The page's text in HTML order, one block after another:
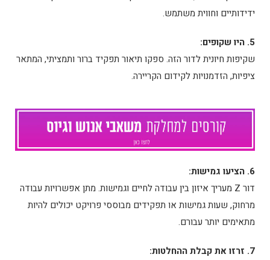
ידידותיים וחווית משתמש.
5. היו שקופים:
שקיפות חיונית לדור הזה. ספקו תיאור תפקיד ברור ותמציתי, המתאר
ציפיות, הזדמנויות לקידום הקריירה.
6. הציעו גמישות:
דור Z מעריך איזון בין עבודה לחיים וגמישות. מתן אפשרויות עבודה
מרחוק, שעות גמישות או תפקידים מבוססי פרויקט יכולים להיות
מתאימים יותר עבורם.
7. זרזו את קבלת ההחלטות: